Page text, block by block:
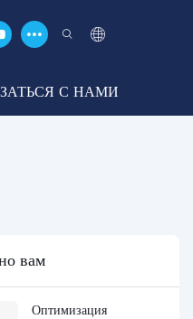
С НАМИ
вам
Оптимизация